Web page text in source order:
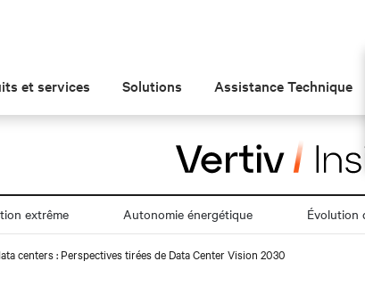
et services Solutions Assistance Technique
extrême Autonomie énergétique Évolution
centers : Perspectives tirées de Data Center Vision 2030